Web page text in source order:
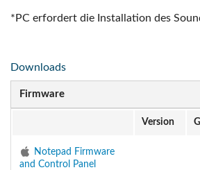
*PC erfordert die Installation des
Downloads
Firmware
Version
Notepad Firmware
and Control Panel